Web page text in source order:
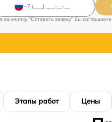
на кнопку "Оставить заявку" Вы
Этапы работ Цены